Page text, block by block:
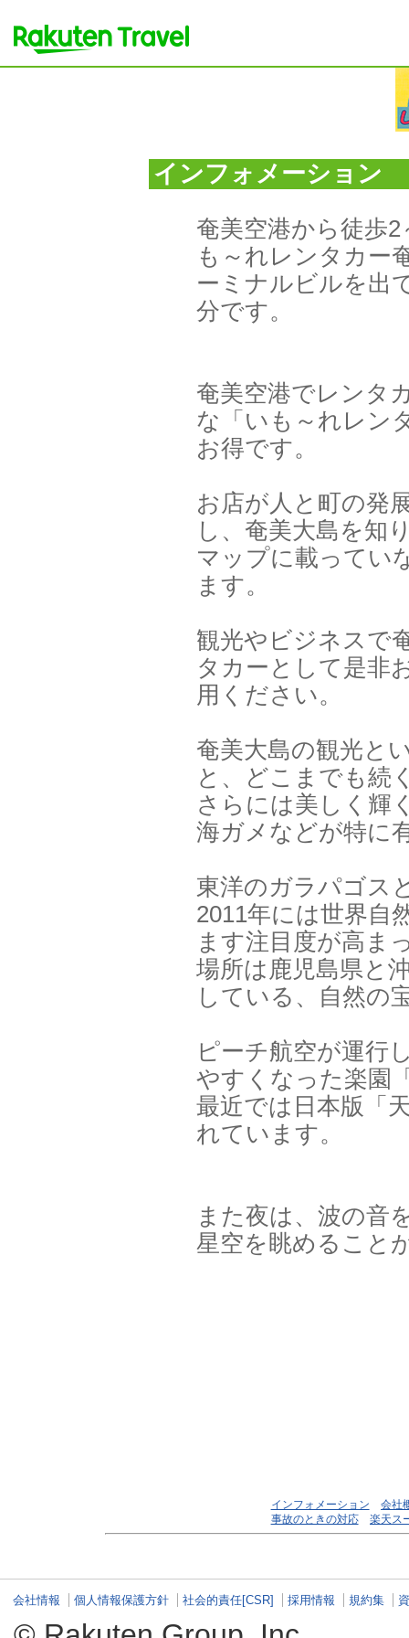
インフォメーション
奄美空港から徒歩
も～れレンタカー
ーミナルビルを出
分です。
奄美空港でレンタ
な「いも～れレン
お得です。
お店が人と町の発
し、奄美大島を知
マップに載ってい
ます。
観光やビジネスで
タカーとして是非
用ください。
奄美大島の観光と
と、どこまでも続
さらには美しく輝
海ガメなどが特に
東洋のガラパゴス
2011年には世界自
ます注目度が高ま
場所は鹿児島県と
している、自然の
ピーチ航空が運行
やすくなった楽園
最近では日本版「
れています。
また夜は、波の音
星空を眺めること
インフォメーション
会社
事故のときの対応
楽天ス
会社情報 個人情報保護方針 社会的責任[CSR] 採用情報 規約集